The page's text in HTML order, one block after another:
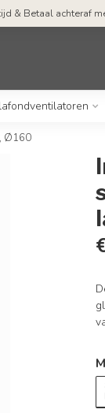
& Betaal achteraf
Ø160